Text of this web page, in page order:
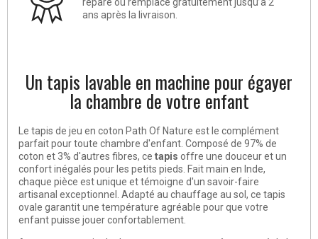
ans après la livraison.
Un tapis lavable en machine pour égayer
la chambre de votre enfant
Le tapis de jeu en coton Path Of Nature est le complément
parfait pour toute chambre d'enfant. Composé de 97% de
coton et 3% d'autres fibres, ce tapis offre une douceur et un
confort inégalés pour les petits pieds. Fait main en Inde,
chaque pièce est unique et témoigne d'un savoir-faire
artisanal exceptionnel. Adapté au chauffage au sol, ce tapis
ovale garantit une température agréable pour que votre
enfant puisse jouer confortablement.